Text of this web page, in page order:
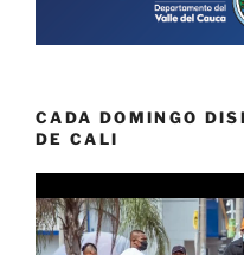
CADA DOMINGO
DE CALI
de
vídeo